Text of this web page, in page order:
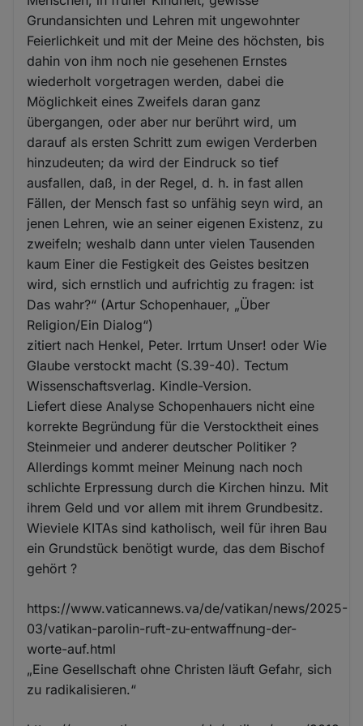
Grundansichten und Lehren mit ungewohnter
Feierlichkeit und mit der Meine des höchsten, bis
dahin von ihm noch nie gesehenen Ernstes
wiederholt vorgetragen werden, dabei die
Möglichkeit eines Zweifels daran ganz
übergangen, oder aber nur berührt wird, um
darauf als ersten Schritt zum ewigen Verderben
hinzudeuten; da wird der Eindruck so tief
ausfallen, daß, in der Regel, d. h. in fast allen
Fällen, der Mensch fast so unfähig seyn wird, an
jenen Lehren, wie an seiner eigenen Existenz, zu
zweifeln; weshalb dann unter vielen Tausenden
kaum Einer die Festigkeit des Geistes besitzen
wird, sich ernstlich und aufrichtig zu fragen: ist
Das wahr?“ (Artur Schopenhauer, „Über
Religion/Ein Dialog“)
zitiert nach Henkel, Peter. Irrtum Unser! oder Wie
Glaube verstockt macht (S.39-40). Tectum
Wissenschaftsverlag. Kindle-Version.
Liefert diese Analyse Schopenhauers nicht eine
korrekte Begründung für die Verstocktheit eines
Steinmeier und anderer deutscher Politiker ?
Allerdings kommt meiner Meinung nach noch
schlichte Erpressung durch die Kirchen hinzu. Mit
ihrem Geld und vor allem mit ihrem Grundbesitz.
Wieviele KITAs sind katholisch, weil für ihren Bau
ein Grundstück benötigt wurde, das dem Bischof
gehört ?
https://www.vaticannews.va/de/vatikan/news/2025-
03/vatikan-parolin-ruft-zu-entwaffnung-der-
worte-auf.html
„Eine Gesellschaft ohne Christen läuft Gefahr, sich
zu radikalisieren.“